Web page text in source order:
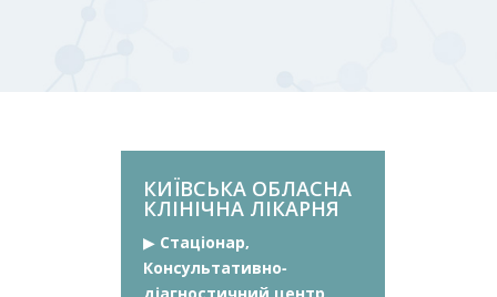
КИЇВСЬКА ОБЛАСНА
КЛІНІЧНА ЛІКАРНЯ
▶︎Стаціонар,
Консультативно-